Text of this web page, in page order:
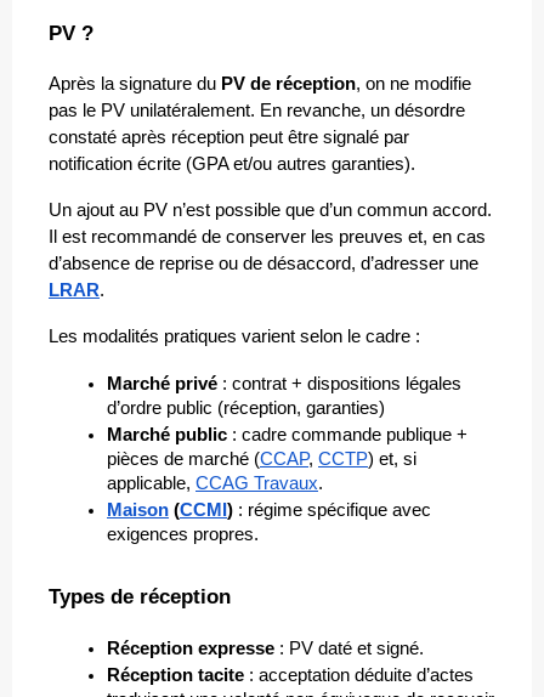
PV ?
Après la signature du PV de réception, on ne modifie
pas le PV unilatéralement. En revanche, un désordre
constaté après réception peut être signalé par
notification écrite (GPA et/ou autres garanties).
Un ajout au PV n’est possible que d’un commun accord.
Il est recommandé de conserver les preuves et, en cas
LRAR.
Les modalités pratiques varient selon le cadre :
Marché privé : contrat + dispositions légales
d’ordre public (réception, garanties)
Marché public : cadre commande publique +
pièces de marché (CCAP, CCTP) et, si
applicable, CCAG Travaux.
Maison (CCMI ) : régime spécifique avec
exigences propres.
Types de réception
Réception expresse : PV daté et signé.
Réception tacite : acceptation déduite d’actes